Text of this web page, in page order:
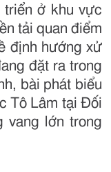
triển ở khu vực
tải quan điểm
định hướng xử
đặt ra trong
bài phát biểu
Tô Lâm tại Đối
vang lớn trong